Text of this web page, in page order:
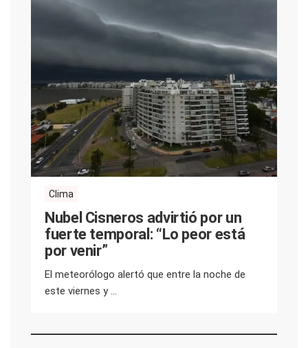
Clima
Nubel Cisneros advirtió por un
fuerte temporal: “Lo peor está
por venir”
El meteorólogo alertó que entre la noche de
este viernes y ...